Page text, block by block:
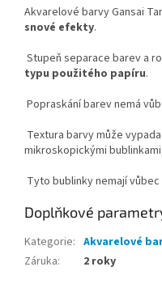
Akvarelové barvy Gansai
snové efekty.
Stupeň separace barev a
typu použitého papíru.
Popraskání barev nemá
Textura barvy může
mikroskopickými
Tyto bublinky nemají
Doplňkové
Kategorie: Akvarelové
Záruka: 2 roky